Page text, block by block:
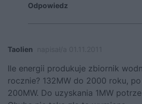
Odpowiedz
Taolien
Ile energii produkuje zbiornik
rocznie? 132MW do 2000 roku,
200MW. Do uzyskania 1MW